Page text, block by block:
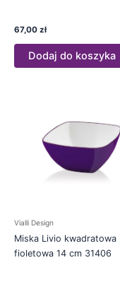
67,00 zł
Dodaj do koszyka
Vialli Design
Miska Livio kwadratowa
fioletowa 14 cm 31406